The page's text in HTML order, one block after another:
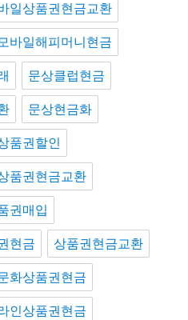
일상품권현금교환
바일해피머니현금
문상클럽현금
문상현금화
품권할인
품권현금교환
권매입
현금 상품권현금교환
화상품권현금
인상품권현금